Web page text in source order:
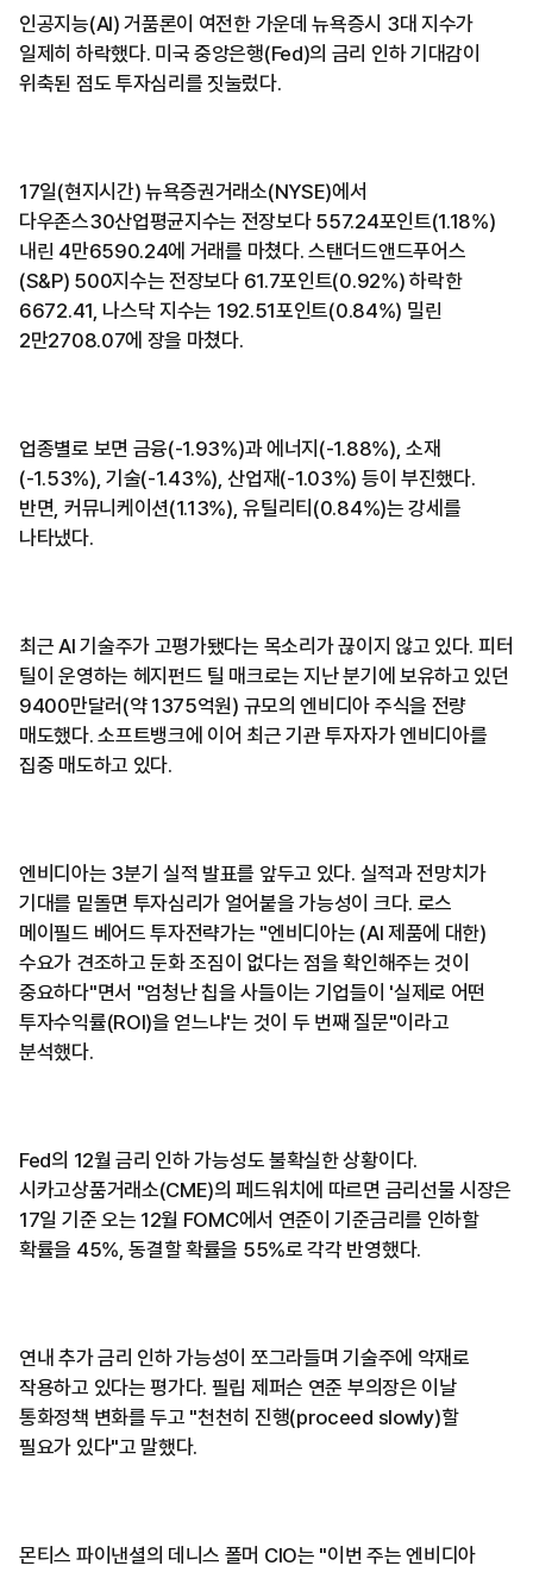
인공지능(AI) 거품론이 여전한 가운데 뉴욕증시 3대 지수가
일제히 하락했다. 미국 중앙은행(Fed)의 금리 인하 기대감이
위축된 점도 투자심리를 짓눌렀다.
17일(현지시간) 뉴욕증권거래소(NYSE)에서
다우존스30산업평균지수는 전장보다 557.24포인트(1.18%)
내린 4만6590.24에 거래를 마쳤다. 스탠더드앤드푸어스
(S&P) 500지수는 전장보다 61.7포인트(0.92%) 하락한
6672.41, 나스닥 지수는 192.51포인트(0.84%) 밀린
2만2708.07에 장을 마쳤다.
업종별로 보면 금융(-1.93%)과 에너지(-1.88%), 소재
(-1.53%), 기술(-1.43%), 산업재(-1.03%) 등이 부진했다.
반면, 커뮤니케이션(1.13%), 유틸리티(0.84%)는 강세를
나타냈다.
최근 AI 기술주가 고평가됐다는 목소리가 끊이지 않고 있다. 피터
틸이 운영하는 헤지펀드 틸 매크로는 지난 분기에 보유하고 있던
9400만달러(약 1375억원) 규모의 엔비디아 주식을 전량
매도했다. 소프트뱅크에 이어 최근 기관 투자자가 엔비디아를
집중 매도하고 있다.
엔비디아는 3분기 실적 발표를 앞두고 있다. 실적과 전망치가
기대를 밑돌면 투자심리가 얼어붙을 가능성이 크다. 로스
메이필드 베어드 투자전략가는 "엔비디아는 (AI 제품에 대한)
수요가 견조하고 둔화 조짐이 없다는 점을 확인해주는 것이
중요하다"면서 "엄청난 칩을 사들이는 기업들이 '실제로 어떤
투자수익률(ROI)을 얻느냐'는 것이 두 번째 질문"이라고
분석했다.
Fed의 12월 금리 인하 가능성도 불확실한 상황이다.
시카고상품거래소(CME)의 페드워치에 따르면 금리선물 시장은
17일 기준 오는 12월 FOMC에서 연준이 기준금리를 인하할
확률을 45%, 동결할 확률을 55%로 각각 반영했다.
연내 추가 금리 인하 가능성이 쪼그라들며 기술주에 악재로
작용하고 있다는 평가다. 필립 제퍼슨 연준 부의장은 이날
통화정책 변화를 두고 "천천히 진행(proceed slowly)할
필요가 있다"고 말했다.
몬티스 파이낸셜의 데니스 폴머 CIO는 "이번 주는 엔비디아